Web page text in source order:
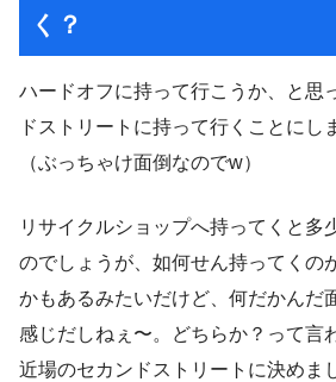
く？
ハードオフに持って行こうか、と思
ドストリートに持って行くことにし
（ぶっちゃけ面倒なのでw）
リサイクルショップへ持ってくと多
のでしょうが、如何せん持ってくの
かもあるみたいだけど、何だかんだ
感じだしねぇ〜。どちらか？って言
近場のセカンドストリートに決めま